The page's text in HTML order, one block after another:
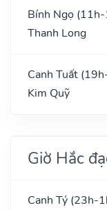
Bính Ngọ
Thanh Long
Canh Tuất
Kim Quỹ
Giờ Hắc
Canh Tý (23h-